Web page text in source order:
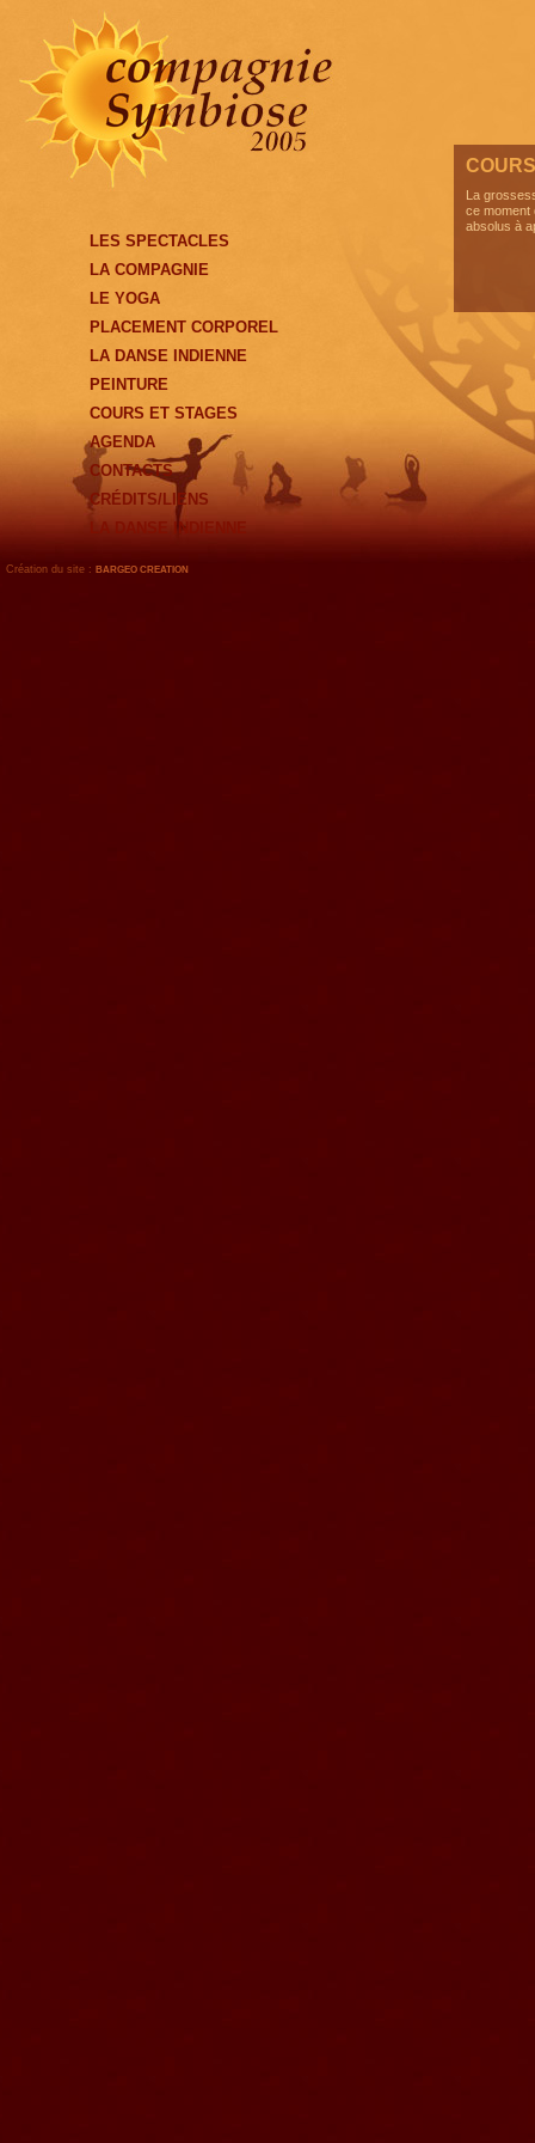
LES SPECTACLES
LA COMPAGNIE
LE YOGA
PLACEMENT CORPOREL
LA DANSE INDIENNE
PEINTURE
COURS ET STAGES
AGENDA
CONTACTS
CRÉDITS/LIENS
LA DANSE INDIENNE
La
ce moment
absolus à
Création du site : BARGEO CREATION